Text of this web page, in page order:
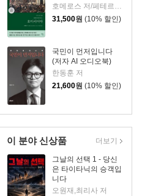
호메로스 저/페테르 파울 루벤스 그림/박문재 역
31,500원 (10% 할인)
국민이 먼저입니다
(저자 AI 오디오북)
한동훈 저
21,600원 (10% 할인)
이 분야 신상품
그날의 선택 1 - 당신
은 타이타닉의 승객입
니다
오원재,최리사 저
더보기